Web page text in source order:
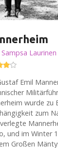
Laurinen
Emil
wurde zu
zum
und im Winter
Großen